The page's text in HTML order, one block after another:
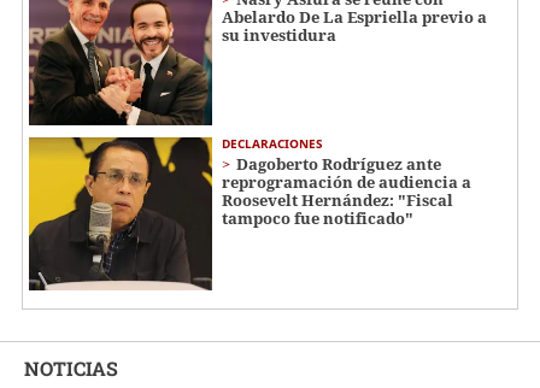
Abelardo De La Espriella previo a
su investidura
DECLARACIONES
Dagoberto Rodríguez ante
reprogramación de audiencia a
Roosevelt Hernández: "Fiscal
tampoco fue notificado"
NOTICIAS